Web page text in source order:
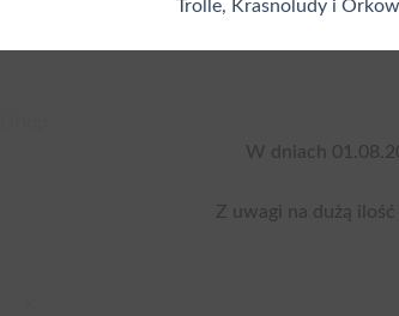
Trolle, Krasnoludy i
W dniach
Z uwagi na dużą